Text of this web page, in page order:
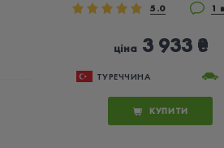
5.0 1
ціна3 933 ₴
ТУРЕЧЧИНА
КУПИТИ